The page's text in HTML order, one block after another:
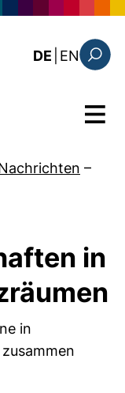
DE EN: the
Menü
–
in
in